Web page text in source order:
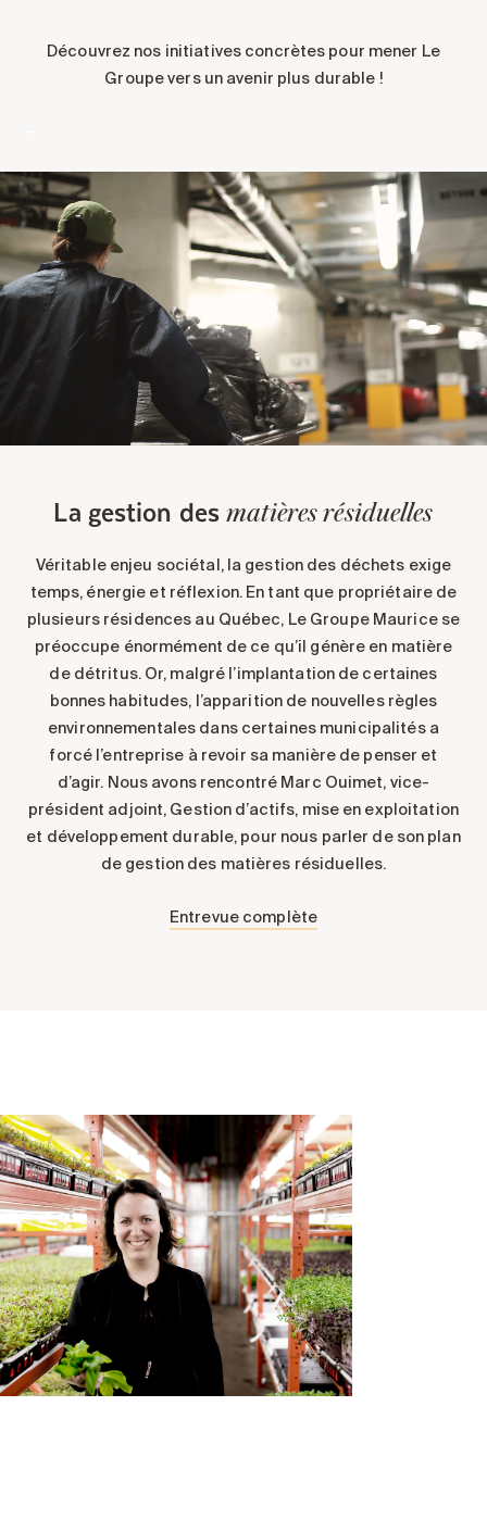
Découvrez nos initiatives concrètes pour mener Le
Groupe vers un avenir plus durable !
La gestion desmatières résiduelles
Véritable enjeu sociétal, la gestion des déchets exige
temps, énergie et réflexion. En tant que propriétaire de
plusieurs résidences au Québec, Le Groupe Maurice se
préoccupe énormément de ce qu’il génère en matière
de détritus. Or, malgré l’implantation de certaines
bonnes habitudes, l’apparition de nouvelles règles
environnementales dans certaines municipalités a
forcé l’entreprise à revoir sa manière de penser et
d’agir. Nous avons rencontré Marc Ouimet, vice-
président adjoint, Gestion d’actifs, mise en exploitation
et développement durable, pour nous parler de son plan
de gestion des matières résiduelles.
Entrevue complète